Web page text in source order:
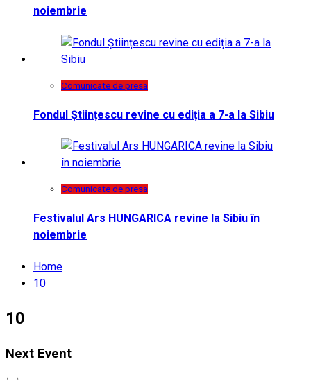
noiembrie
Comunicate de presa
Fondul Științescu revine cu ediția a 7-a la Sibiu
Comunicate de presa
Festivalul Ars HUNGARICA revine la Sibiu în
noiembrie
Home
10
10
Next Event